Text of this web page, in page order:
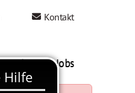
Kontakt
Mein AWO Jobs